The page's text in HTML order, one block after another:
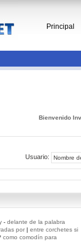
Principal
Bienvenido
Usuario:
-delante de la palabra
por | entre corchetes si
como comodín para